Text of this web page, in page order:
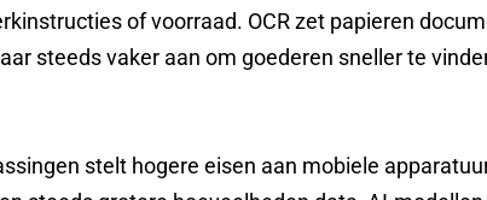
of voorraad. OCR zet papieren
steeds vaker aan om goederen sneller te
stelt hogere eisen aan mobiele